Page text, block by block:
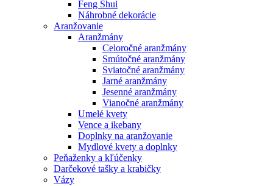
Feng Shui
Náhrobné dekorácie
Aranžovanie
Aranžmány
Celoročné aranžmány
Smútočné aranžmány
Sviatočné aranžmány
Jarné aranžmány
Jesenné aranžmány
Vianočné aranžmány
Umelé kvety
Vence a ikebany
Doplnky na aranžovanie
Mydlové kvety a doplnky
Peňaženky a kľúčenky
Darčekové tašky a krabičky
Vázy